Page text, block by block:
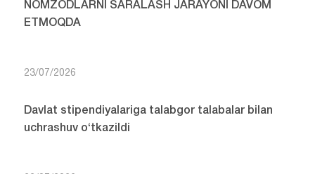
NOMZODLARNI SARALASH JARAYONI DAVOM
ETMOQDA
23/07/2026
Davlat stipendiyalariga talabgor talabalar bilan
uchrashuv o‘tkazildi